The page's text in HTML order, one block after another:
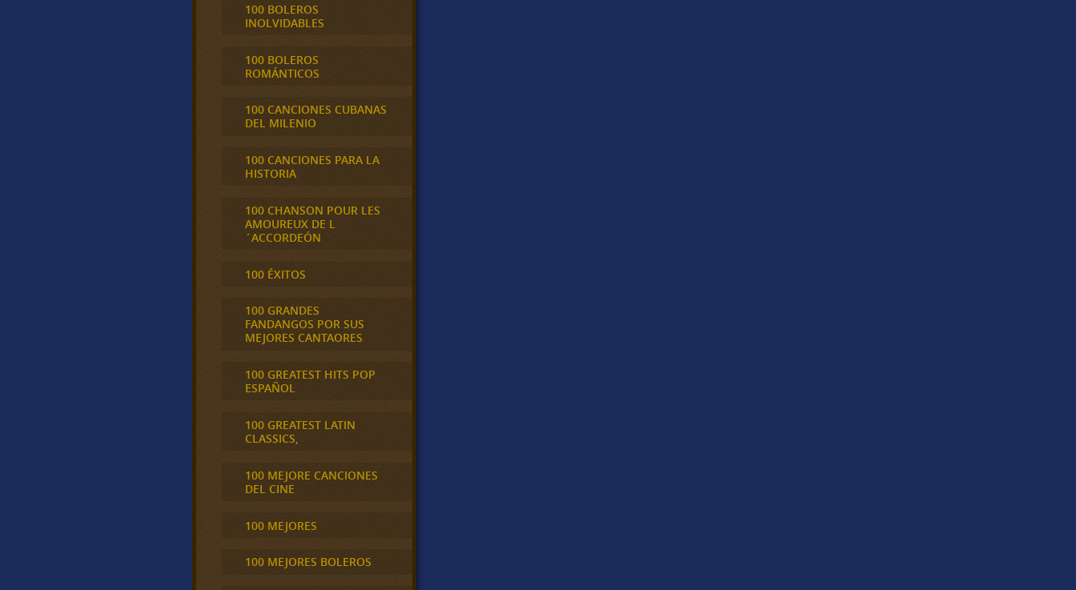
100 BOLEROS
INOLVIDABLES
100 BOLEROS
ROMÁNTICOS
100 CANCIONES CUBANAS
DEL MILENIO
100 CANCIONES PARA LA
HISTORIA
100 CHANSON POUR LES
AMOUREUX DE L
´ACCORDEÓN
100 ÉXITOS
100 GRANDES
FANDANGOS POR SUS
MEJORES CANTAORES
100 GREATEST HITS POP
ESPAÑOL
100 GREATEST LATIN
CLASSICS,
100 MEJORE CANCIONES
DEL CINE
100 MEJORES
100 MEJORES BOLEROS